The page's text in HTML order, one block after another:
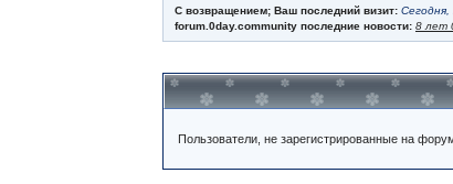
С возвращением; Ваш последний визит: Сегодня,
forum.0day.community последние новости: 8 лет
Пользователи, не зарегистрированные на